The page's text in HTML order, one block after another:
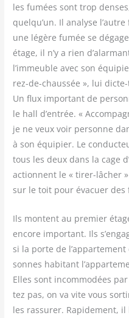
les fumées sont trop
quelqu’un. Il ana­lyse
une légère fumée se
étage, il n’y a rien
l’immeuble avec son
rez-de-chaus­sée », lui
Un flux impor­tant de
le hall d’entrée. «
je ne veux voir per­sonne
à son équi­pier. Le
tous les deux dans la cage
actionnent le « tirer-lâcher
sur le toit pour éva­cuer des
Ils montent au pre­mier
encore impor­tant. Ils
si la porte de
sonnes habi­tant
Elles sont incom­mo­dées
tez pas, on va vite vous
les ras­su­rer. Rapi­de­ment, il